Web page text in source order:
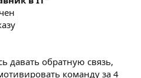
давать обратную связь,
команду за 4